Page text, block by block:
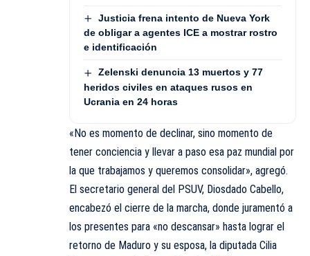
Justicia frena intento de Nueva York
de obligar a agentes ICE a mostrar rostro
e identificación
Zelenski denuncia 13 muertos y 77
heridos civiles en ataques rusos en
Ucrania en 24 horas
«No es momento de declinar, sino momento de
tener conciencia y llevar a paso esa paz mundial por
la que trabajamos y queremos consolidar», agregó.
El secretario general del PSUV, Diosdado Cabello,
encabezó el cierre de la marcha, donde juramentó a
los presentes para «no descansar» hasta lograr el
retorno de Maduro y su esposa, la diputada Cilia